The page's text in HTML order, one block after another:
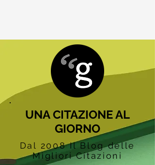
UNA CITAZIONE AL
GIORNO
Dal 2008 Il Blog delle
Migliori Citazioni